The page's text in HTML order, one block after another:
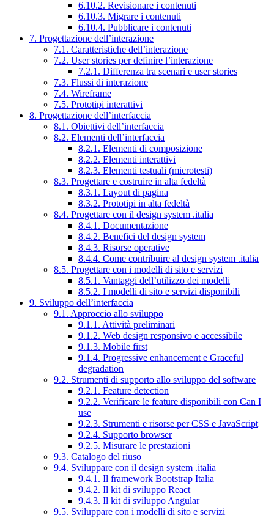
6.10.2. Revisionare i contenuti
6.10.3. Migrare i contenuti
6.10.4. Pubblicare i contenuti
7. Progettazione dell’interazione
7.1. Caratteristiche dell’interazione
7.2. User stories per definire l’interazione
7.2.1. Differenza tra scenari e user stories
7.3. Flussi di interazione
7.4. Wireframe
7.5. Prototipi interattivi
8. Progettazione dell’interfaccia
8.1. Obiettivi dell’interfaccia
8.2. Elementi dell’interfaccia
8.2.1. Elementi di composizione
8.2.2. Elementi interattivi
8.2.3. Elementi testuali (microtesti)
8.3. Progettare e costruire in alta fedeltà
8.3.1. Layout di pagina
8.3.2. Prototipi in alta fedeltà
8.4. Progettare con il design system .italia
8.4.1. Documentazione
8.4.2. Benefici del design system
8.4.3. Risorse operative
8.4.4. Come contribuire al design system .italia
8.5. Progettare con i modelli di sito e servizi
8.5.1. Vantaggi dell’utilizzo dei modelli
8.5.2. I modelli di sito e servizi disponibili
9. Sviluppo dell’interfaccia
9.1. Approccio allo sviluppo
9.1.1. Attività preliminari
9.1.2. Web design responsivo e accessibile
9.1.3. Mobile first
9.1.4. Progressive enhancement e Graceful
degradation
9.2. Strumenti di supporto allo sviluppo del software
9.2.1. Feature detection
9.2.2. Verificare le feature disponibili con Can I
use
9.2.3. Strumenti e risorse per CSS e JavaScript
9.2.4. Supporto browser
9.2.5. Misurare le prestazioni
9.3. Catalogo del riuso
9.4. Sviluppare con il design system .italia
9.4.1. Il framework Bootstrap Italia
9.4.2. Il kit di sviluppo React
9.4.3. Il kit di sviluppo Angular
9.5. Sviluppare con i modelli di sito e servizi